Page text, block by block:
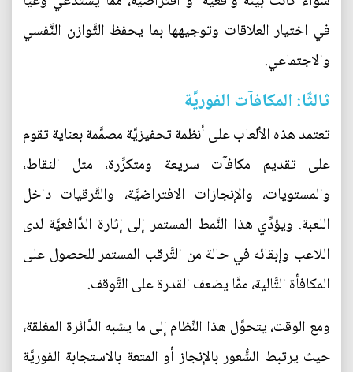
في اختيار العلاقات وتوجيهها بما يحفظ التَّوازن النَّفسي
والاجتماعي.
ثالثًا: المكافآت الفوريَّة
تعتمد هذه الألعاب على أنظمة تحفيزيَّة مصمَّمة بعناية تقوم
على تقديم مكافآت سريعة ومتكرِّرة، مثل النقاط،
والمستويات، والإنجازات الافتراضيَّة، والتَّرقيات داخل
اللعبة. ويؤدِّي هذا النَّمط المستمر إلى إثارة الدَّافعيَّة لدى
اللاعب وإبقائه في حالة من التَّرقب المستمر للحصول على
المكافأة التَّالية، ممَّا يضعف القدرة على التَّوقف.
ومع الوقت، يتحوَّل هذا النِّظام إلى ما يشبه الدَّائرة المغلقة،
حيث يرتبط الشُّعور بالإنجاز أو المتعة بالاستجابة الفوريَّة